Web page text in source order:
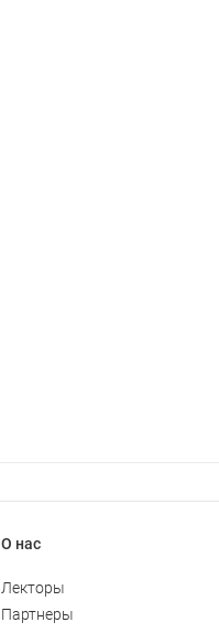
О нас
Лекторы
Партнеры